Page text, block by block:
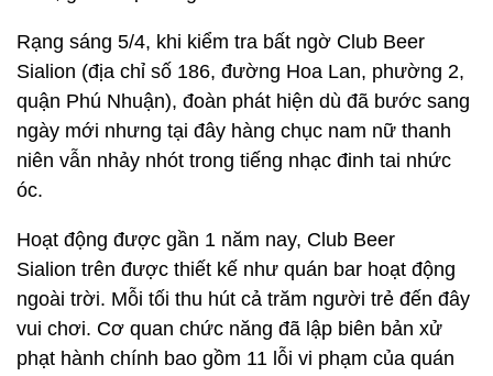
Rạng sáng 5/4, khi kiểm tra bất ngờ Club Beer
Sialion (địa chỉ số 186, đường Hoa Lan, phường 2,
quận Phú Nhuận), đoàn phát hiện dù đã bước sang
ngày mới nhưng tại đây hàng chục nam nữ thanh
niên vẫn nhảy nhót trong tiếng nhạc đinh tai nhức
óc.
Hoạt động được gần 1 năm nay, Club Beer
Sialion trên được thiết kế như quán bar hoạt động
ngoài trời. Mỗi tối thu hút cả trăm người trẻ đến đây
vui chơi. Cơ quan chức năng đã lập biên bản xử
phạt hành chính bao gồm 11 lỗi vi phạm của quán